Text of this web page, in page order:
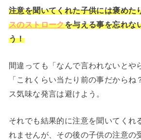
注意を聞いてくれた子供には褒めた
スのストロークを与える事を忘れな
う！
間違っても「なんで言われないと
「これくらい当たり前の事だからね
ス気味な発言は避けよう。
それでも結果的に注意を聞いてくれ
れませんが、その後の子供の注意の